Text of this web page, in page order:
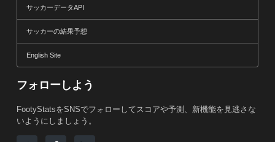
サッカーデータAPI
サッカーの結果予想
English Site
フォローしよう
FootyStatsをSNSでフォローしてスコアや予測、新機能を見逃さな
いようにしましょう。